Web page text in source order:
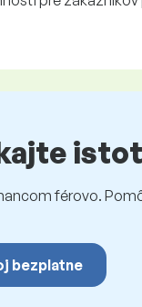
férovo.
bezplatne